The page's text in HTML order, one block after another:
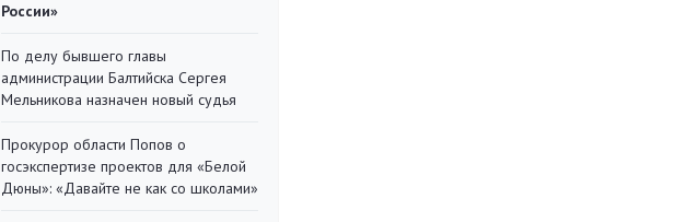
России»
По делу бывшего главы
администрации Балтийска Сергея
Мельникова назначен новый судья
Прокурор области Попов о
госэкспертизе проектов для «Белой
Дюны»: «Давайте не как со школами»